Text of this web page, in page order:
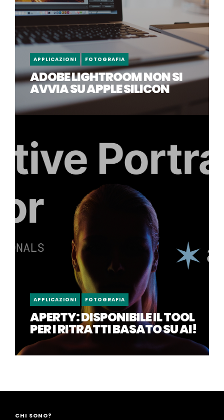
APPLICAZIONI FOTOGRAFIA
ADOBE LIGHTROOM NON SI
AVVIA SU APPLE SILICON
APPLICAZIONI FOTOGRAFIA
APERTY: DISPONIBILE IL TOOL
PER I RITRATTI BASATO SU AI!
CHI SONO?